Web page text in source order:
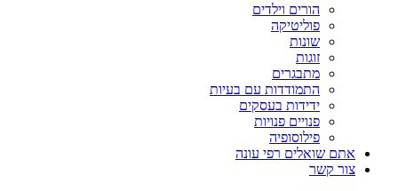
הורים וילדים
פוליטיקה
שונות
זוגות
מתבגרים
התמודדות עם בעיות
ידידות בעסקים
פנויים פנויות
פילוסופיה
אתם שואלים רפי עונה
צור קשר